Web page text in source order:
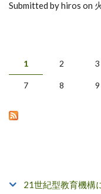
Submitted by hiros on
ページ
1 2 3
7 8 9
21世紀型教育機構